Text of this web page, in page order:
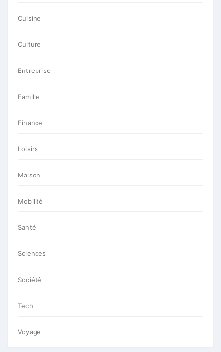
Cuisine
Culture
Entreprise
Famille
Finance
Loisirs
Maison
Mobilité
Santé
Sciences
Société
Tech
Voyage